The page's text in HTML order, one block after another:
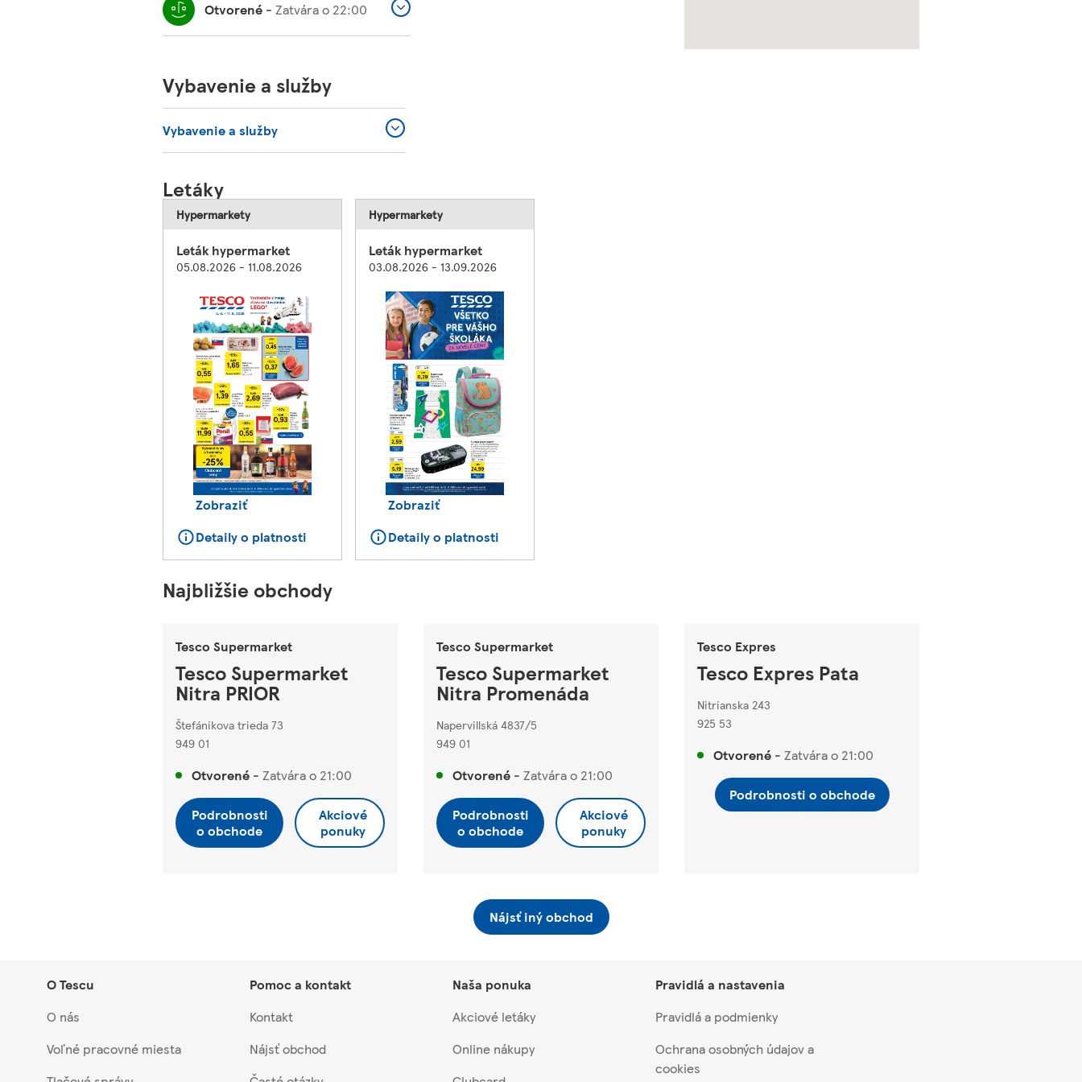
Otvorené - Zatvára o 22:00
Vybavenie a služby
Vybavenie a služby
Letáky
Hypermarkety
Leták hypermarket
05.08.2026 - 11.08.2026
Zobraziť
Detaily o platnosti
Hypermarkety
Leták hypermarket
03.08.2026 - 13.09.2026
Zobraziť
Detaily o platnosti
Najbližšie obchody
Tesco Supermarket
Tesco Supermarket
Nitra PRIOR
Štefánikova trieda 73
949 01
Otvorené - Zatvára o 21:00
Podrobnosti
o obchode
Akciové
ponuky
Tesco Supermarket
Tesco Supermarket
Nitra Promenáda
Napervillská 4837/5
949 01
Otvorené - Zatvára o 21:00
Podrobnosti
o obchode
Akciové
ponuky
Tesco Expres
Tesco Expres Pata
Nitrianska 243
925 53
Otvorené - Zatvára o 21:00
Podrobnosti o obchode
Nájsť iný obchod
O Tescu
O nás
Voľné pracovné miesta
Pomoc a kontakt
Kontakt
Nájsť obchod
Naša ponuka
Akciové letáky
Online nákupy
Pravidlá a nastavenia
Pravidlá a podmienky
Ochrana osobných údajov a
cookies